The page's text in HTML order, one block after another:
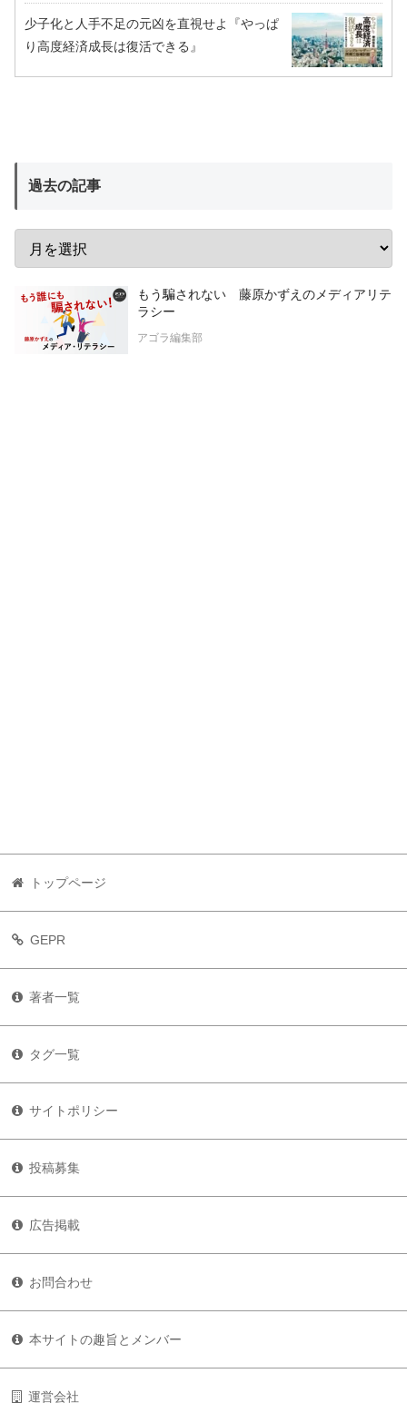
少子化と人手不足の元凶を直視せよ『やっぱ
り高度経済成長は復活できる』
過去の記事
もう騙されない 藤原かずえのメディアリテ
ラシー
アゴラ編集部
トップページ
GEPR
著者一覧
タグ一覧
サイトポリシー
投稿募集
広告掲載
お問合わせ
本サイトの趣旨とメンバー
運営会社